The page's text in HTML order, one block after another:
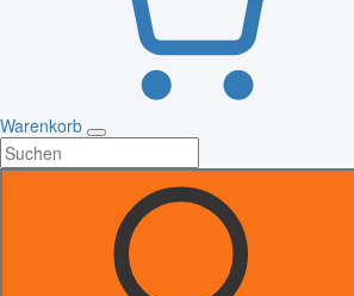
Warenkorb